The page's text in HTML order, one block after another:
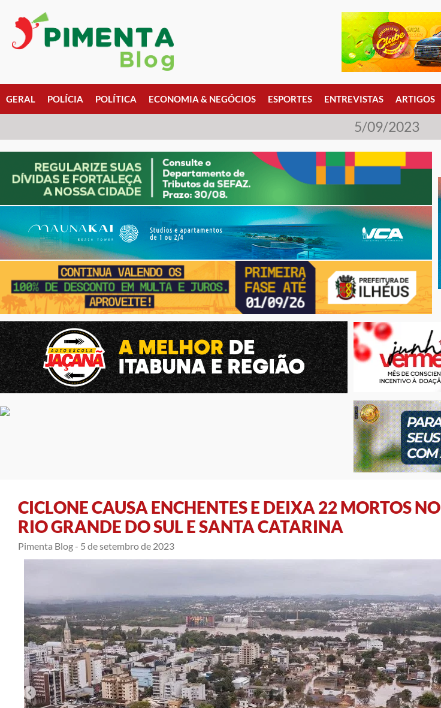
GERAL POLÍCIA POLÍTICA ECONOMIA & NEGÓCIOS ESPORTES ENTREVISTAS ARTIGOS
5/09/2023
CICLONE CAUSA ENCHENTES E DEIXA 22 MORTOS NO
RIO GRANDE DO SUL E SANTA CATARINA
Pimenta Blog - 5 de setembro de 2023